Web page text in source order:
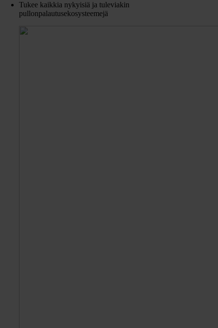
Tukee kaikkia nykyisiä ja tuleviakin
pullonpalautusekosysteemejä